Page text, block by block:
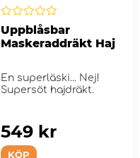
Uppblåsbar
Maskeraddräkt Haj
En superläski... Nej!
Supersöt hajdräkt.
KÖP
549 kr